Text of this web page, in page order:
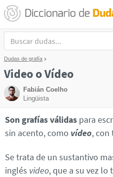
Dudas de grafía
Video o Vídeo
Fabián Coelho
Lingüista
Son grafías válidas para
sin acento, como vídeo, con
Se trata de un sustantivo
inglés video, que a su vez